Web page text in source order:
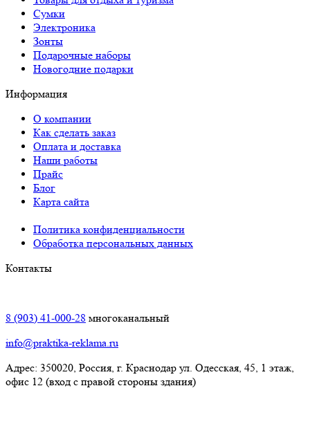
Сумки
Электроника
Зонты
Подарочные наборы
Новогодние подарки
Информация
О компании
Как сделать заказ
Оплата и доставка
Наши работы
Прайс
Блог
Карта сайта
Политика конфиденциальности
Обработка персональных данных
Контакты
8 (903) 41-000-28 многоканальный
info@praktika-reklama.ru
Адрес: 350020, Россия, г. Краснодар ул. Одесская, 45, 1 этаж,
офис 12 (вход с правой стороны здания)